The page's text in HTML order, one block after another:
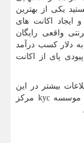
یکی از بهترین
اکانت های
واقعی رایگان
دلار کسب درآمد
پای از اکانت
بیشتر در این
موسسهkyc مرکز